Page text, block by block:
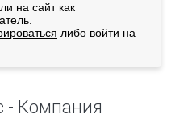
на сайт как
либо войти на
- Компания